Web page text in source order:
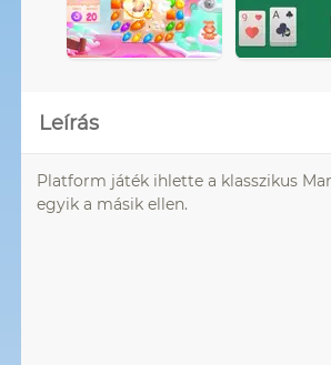
Leírás
Platform játék ihlette a klasszikus
egyik a másik ellen.